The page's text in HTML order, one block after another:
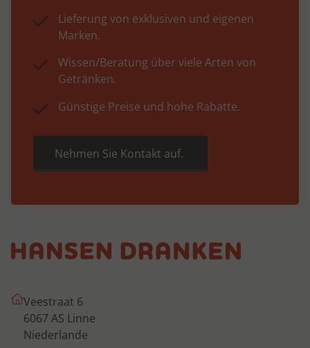
Lieferung von exklusiven und eigenen
Marken.
Wissen/Beratung über viele Arten von
Getränken.
Günstige Preise und hohe Rabatte.
Nehmen Sie Kontakt auf.
Veestraat 6
6067 AS Linne
Niederlande